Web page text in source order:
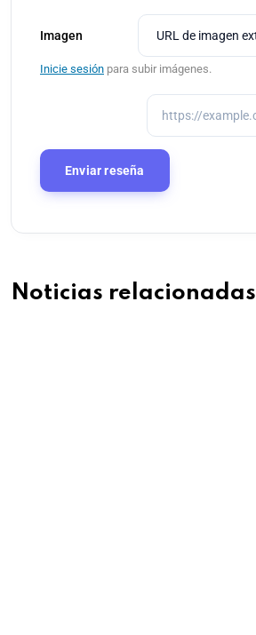
Imagen
Inicie sesión para subir imágenes.
Noticias relacionadas